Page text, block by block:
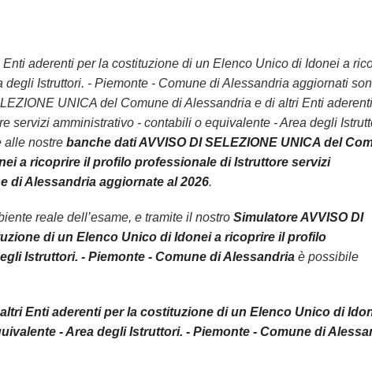
aderenti per la costituzione di un Elenco Unico di Idonei a
Istruttori. - Piemonte - Comune di Alessandria aggiornati
UNICA del Comune di Alessandria e di altri Enti
servizi amministrativo - contabili o equivalente - Area degli
alle nostre banche dati AVVISO DI SELEZIONE UNICA del
a ricoprire il profilo professionale di Istruttore servizi
di Alessandria aggiornate al 2026.
reale dell’esame, e tramite il nostro Simulatore AVVISO DI
di un Elenco Unico di Idonei a ricoprire il profilo
Istruttori. - Piemonte - Comune di Alessandriaè possibile
Enti aderenti per la costituzione di un Elenco Unico di
- Area degli Istruttori. - Piemonte - Comune di